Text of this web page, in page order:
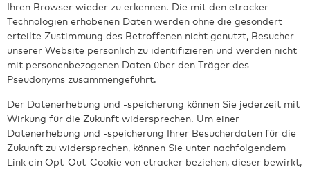
Ihren Browser wieder zu erkennen. Die mit den etracker-
Technologien erhobenen Daten werden ohne die gesondert
erteilte Zustimmung des Betroffenen nicht genutzt, Besucher
unserer Website persönlich zu identifizieren und werden nicht
mit personenbezogenen Daten über den Träger des
Pseudonyms zusammengeführt.
Der Datenerhebung und -speicherung können Sie jederzeit mit
Wirkung für die Zukunft widersprechen. Um einer
Datenerhebung und -speicherung Ihrer Besucherdaten für die
Zukunft zu widersprechen, können Sie unter nachfolgendem
Link ein Opt-Out-Cookie von etracker beziehen, dieser bewirkt,